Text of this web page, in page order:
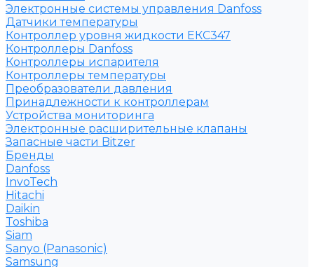
Электронные системы управления Danfoss
Датчики температуры
Контроллер уровня жидкости ЕКС347
Контроллеры Danfoss
Контроллеры испарителя
Контроллеры температуры
Преобразователи давления
Принадлежности к контроллерам
Устройства мониторинга
Электронные расширительные клапаны
Запасные части Bitzer
Бренды
Danfoss
InvoTech
Hitachi
Daikin
Toshiba
Siam
Sanyo (Panasonic)
Samsung